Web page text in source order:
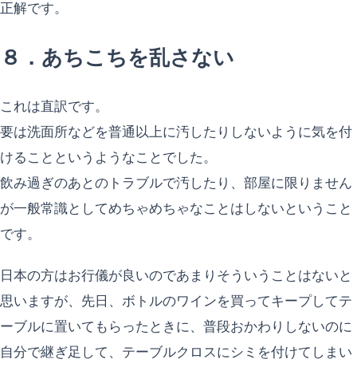
正解です。
８．あちこちを乱さない
これは直訳です。
要は洗面所などを普通以上に汚したりしないように気を付
けることというようなことでした。
飲み過ぎのあとのトラブルで汚したり、部屋に限りません
が一般常識としてめちゃめちゃなことはしないということ
です。
日本の方はお行儀が良いのであまりそういうことはないと
思いますが、先日、ボトルのワインを買ってキープしてテ
ーブルに置いてもらったときに、普段おかわりしないのに
自分で継ぎ足して、テーブルクロスにシミを付けてしまい